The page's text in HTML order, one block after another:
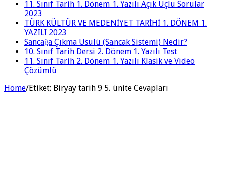
11. Sınıf Tarih 1. Dönem 1. Yazılı Açık Uçlu Sorular
2023
TÜRK KÜLTÜR VE MEDENİYET TARİHİ 1. DÖNEM 1.
YAZILI 2023
Sancağa Çıkma Usulü (Sancak Sistemi) Nedir?
10. Sınıf Tarih Dersi 2. Dönem 1. Yazılı Test
11. Sınıf Tarih 2. Dönem 1. Yazılı Klasik ve Video
Çözümlü
Home/Etiket: Biryay tarih 9 5. ünite Cevapları